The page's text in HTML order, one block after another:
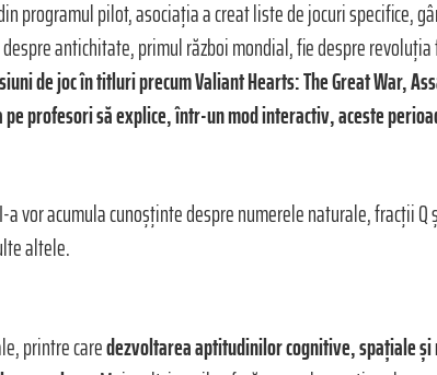
programul pilot, asociația a creat liste de jocuri specifice,
antichitate, primul război mondial, fie despre
de joc în titluri precum Valiant Hearts: The Great War,
profesori să explice, într-un mod interactiv, aceste
vor acumula cunoșținte despre numerele naturale, fracții
altele.
printre caredezvoltarea aptitudinilor cognitive, spațiale